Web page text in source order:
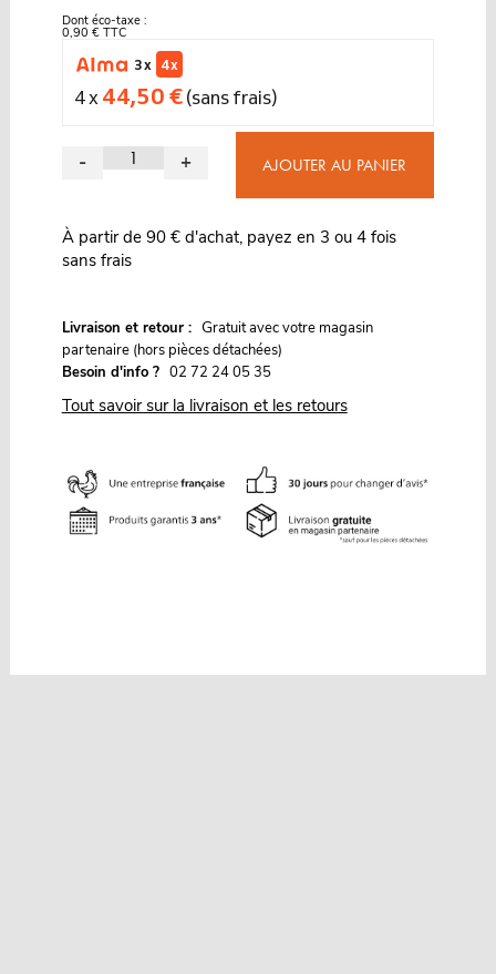
Dont éco-taxe :
0,90 € TTC
3 x
4 x
4 x 44,50 €(sans frais)
- + AJOUTER AU PANIER
À partir de 90 € d'achat, payez en 3 ou 4 fois
sans frais
Livraison et retour : Gratuit avec votre magasin
partenaire (hors pièces détachées)
Besoin d'info ? 02 72 24 05 35
Tout savoir sur la livraison et les retours